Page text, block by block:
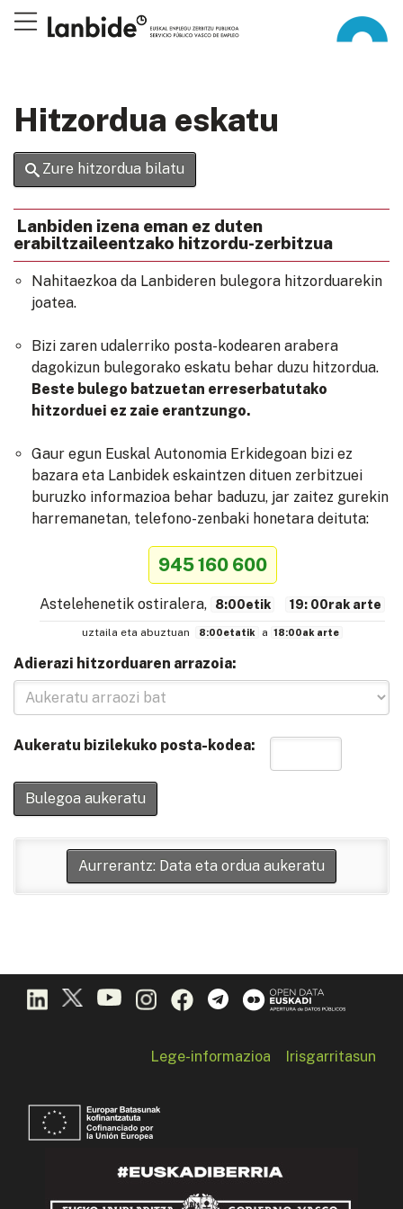
Hitzordua eskatu
Zure hitzordua bilatu
Lanbiden izena eman ez duten
erabiltzaileentzako hitzordu-zerbitzua
Nahitaezkoa da Lanbideren bulegora hitzorduarekin
joatea.
Bizi zaren udalerriko posta-kodearen arabera
dagokizun bulegorako eskatu behar duzu hitzordua.
Beste bulego batzuetan erreserbatutako
hitzorduei ez zaie erantzungo.
Gaur egun Euskal Autonomia Erkidegoan bizi ez
bazara eta Lanbidek eskaintzen dituen zerbitzuei
buruzko informazioa behar baduzu, jar zaitez gurekin
harremanetan, telefono-zenbaki honetara deituta:
945 160 600
Astelehenetik ostiralera, 8:00etik 19: 00rak arte
uztaila eta abuztuan 8:00etatik a 18:00ak arte
Adierazi hitzorduaren arrazoia:
Aukeratu bizilekuko posta-kodea:
Bulegoa aukeratu
Aurrerantz: Data eta ordua aukeratu
Lege-informazioa Irisgarritasun